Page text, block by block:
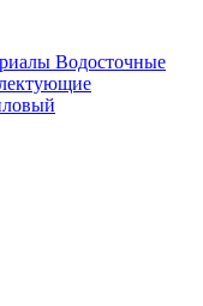
Водосточные